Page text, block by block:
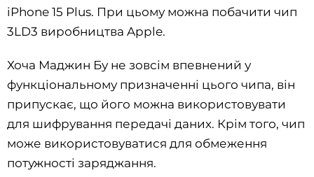
iPhone 15 Plus. При цьому можна побачити чип
3LD3 виробництва Apple.
Хоча Маджин Бу не зовсім впевнений у
функціональному призначенні цього чипа, він
припускає, що його можна використовувати
для шифрування передачі даних. Крім того, чип
може використовуватися для обмеження
потужності заряджання.